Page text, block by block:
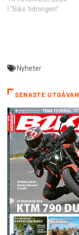
I ”Bike tidningen”
Nyheter
SENASTE UTGÅVAN